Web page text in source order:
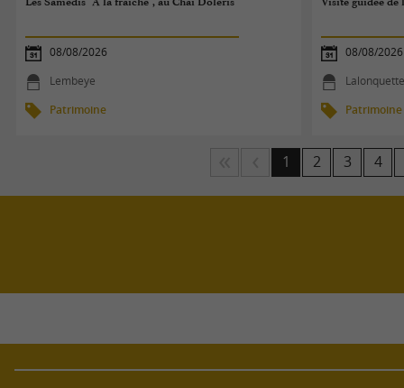
08/08/2026
Lembeye
Patrimoine
08/08/2026
Lalonquette
Patrimoine
1 2 3 4